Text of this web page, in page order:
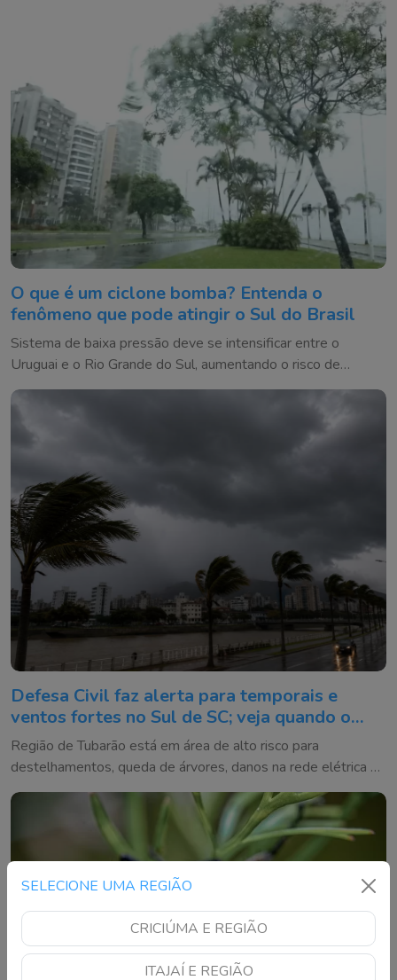
SELECIONE UMA REGIÃO
CRICIÚMA E REGIÃO
ITAJAÍ E REGIÃO
O que é um ciclone bomba? Entenda o
fenômeno que pode atingir o Sul do Brasil
Sistema de baixa pressão deve se intensificar entre o
Uruguai e o Rio Grande do Sul, aumentando o risco de
temporais e ventos fortes
Defesa Civil faz alerta para temporais e
ventos fortes no Sul de SC; veja quando o
tempo vira
Região de Tubarão está em área de alto risco para
destelhamentos, queda de árvores, danos na rede elétrica e
alagamentos entre quinta e sexta-feira